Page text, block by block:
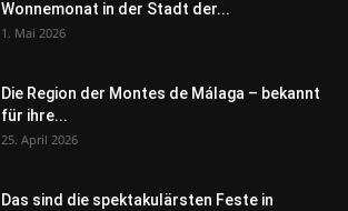
Wonnemonat in der Stadt der...
1. Mai 2026
Die Region der Montes de Málaga – bekannt
für ihre...
25. April 2026
Das sind die spektakulärsten Feste in